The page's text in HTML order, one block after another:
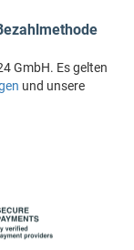
GmbH. Es gelten
und unsere